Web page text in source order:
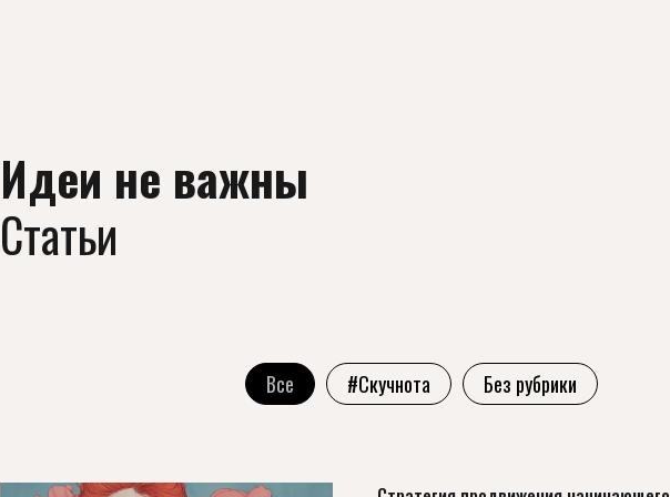
Идеи не важны
Статьи
Все #Скучнота Без рубрики